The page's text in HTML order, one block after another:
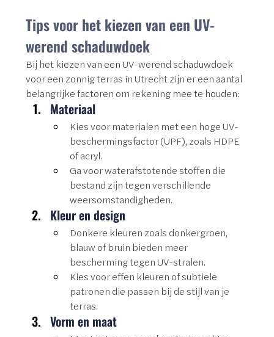
Tips voor het kiezen van een UV-
werend schaduwdoek
Bij het kiezen van een UV-werend schaduwdoek
voor een zonnig terras in Utrecht zijn er een aantal
belangrijke factoren om rekening mee te houden:
Materiaal
Kies voor materialen met een hoge UV-
beschermingsfactor (UPF), zoals HDPE
of acryl.
Ga voor waterafstotende stoffen die
bestand zijn tegen verschillende
weersomstandigheden.
Kleur en design
Donkere kleuren zoals donkergroen,
blauw of bruin bieden meer
bescherming tegen UV-stralen.
Kies voor effen kleuren of subtiele
patronen die passen bij de stijl van je
terras.
Vorm en maat